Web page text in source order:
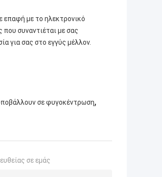
επαφή με το ηλεκτρονικό
συναντιέται με σας
για σας στο εγγύς μέλλον.
σε φυγοκέντρωση,
σε εμάς